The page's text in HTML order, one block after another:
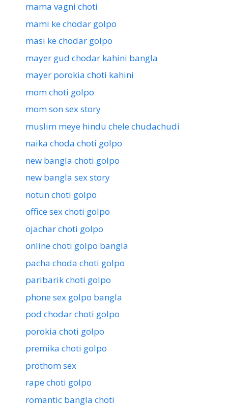
mama vagni choti
mami ke chodar golpo
masi ke chodar golpo
mayer gud chodar kahini bangla
mayer porokia choti kahini
mom choti golpo
mom son sex story
muslim meye hindu chele chudachudi
naika choda choti golpo
new bangla choti golpo
new bangla sex story
notun choti golpo
office sex choti golpo
ojachar choti golpo
online choti golpo bangla
pacha choda choti golpo
paribarik choti golpo
phone sex golpo bangla
pod chodar choti golpo
porokia choti golpo
premika choti golpo
prothom sex
rape choti golpo
romantic bangla choti